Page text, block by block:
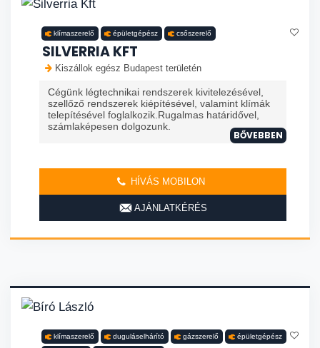
klímaszerelő épületgépész csőszerelő
SILVERRIA KFT
Kiszállok egész Budapest területén
Cégünk légtechnikai rendszerek kivitelezésével,
szellőző rendszerek kiépítésével, valamint klímák
telepítésével foglalkozik.Rugalmas határidővel,
számlaképesen dolgozunk.
BŐVEBBEN
HÍVÁS MOBILON
AJÁNLATKÉRÉS
klímaszerelő duguláselhárító gázszerelő épületgépész